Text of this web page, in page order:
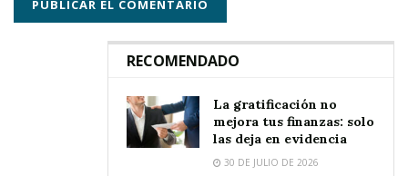
RECOMENDADO
La gratificación no
mejora tus finanzas: solo
las deja en evidencia
30 DE JULIO DE 2026